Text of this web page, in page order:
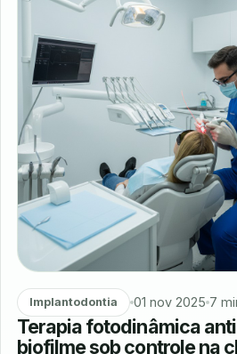
Implantodontia 01 nov 2025 7
Terapia fotodinâmica
biofilme sob controle na